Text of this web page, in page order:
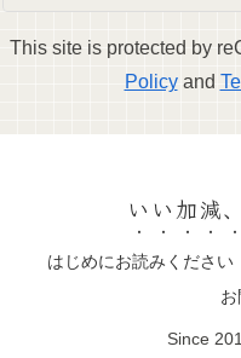
This site is protected by
Policyand
いい加減
はじめにお読みください
Since